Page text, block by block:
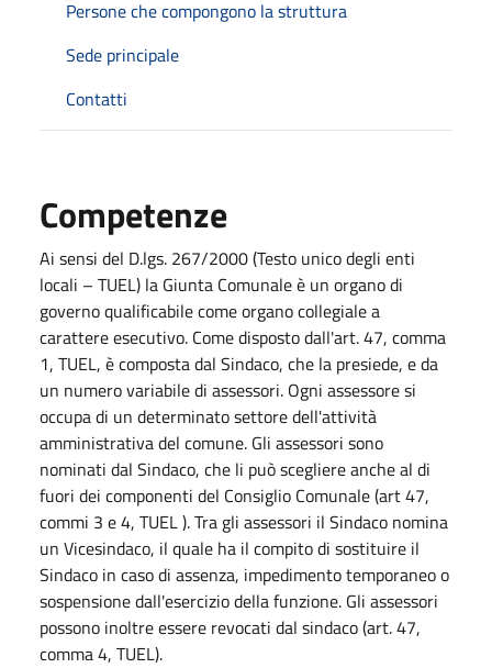
Persone che compongono la struttura
Sede principale
Contatti
Competenze
Ai sensi del D.lgs. 267/2000 (Testo unico degli enti
locali – TUEL) la Giunta Comunale è un organo di
governo qualificabile come organo collegiale a
carattere esecutivo. Come disposto dall'art. 47, comma
1, TUEL, è composta dal Sindaco, che la presiede, e da
un numero variabile di assessori. Ogni assessore si
occupa di un determinato settore dell'attività
amministrativa del comune. Gli assessori sono
nominati dal Sindaco, che li può scegliere anche al di
fuori dei componenti del Consiglio Comunale (art 47,
commi 3 e 4, TUEL ). Tra gli assessori il Sindaco nomina
un Vicesindaco, il quale ha il compito di sostituire il
Sindaco in caso di assenza, impedimento temporaneo o
sospensione dall'esercizio della funzione. Gli assessori
possono inoltre essere revocati dal sindaco (art. 47,
comma 4, TUEL).